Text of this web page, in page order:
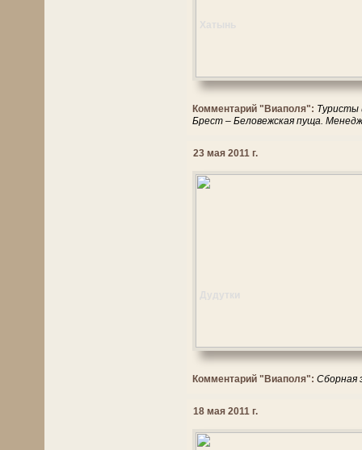
Комментарий "Виаполя": Туристы
Брест – Беловежская пуща.
23 мая 2011 г.
Комментарий "Виаполя": Сборная
18 мая 2011 г.